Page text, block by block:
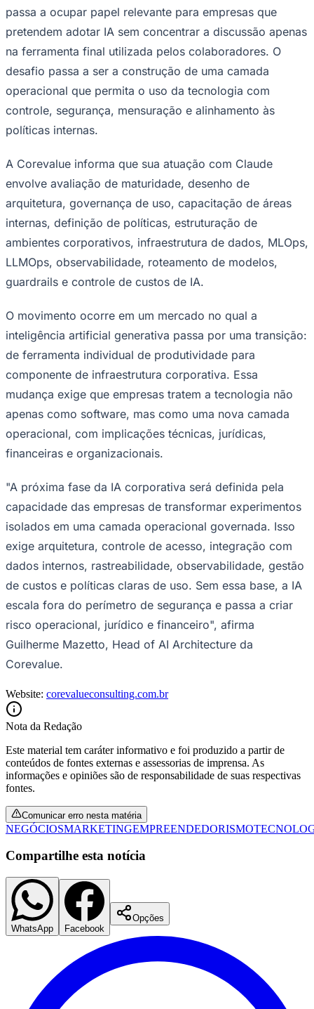
Flamengo
Fluminense
Vasco
passa a ocupar papel relevante para empresas que
pretendem adotar IA sem concentrar a discussão apenas
na ferramenta final utilizada pelos colaboradores. O
desafio passa a ser a construção de uma camada
operacional que permita o uso da tecnologia com
controle, segurança, mensuração e alinhamento às
políticas internas.
A Corevalue informa que sua atuação com Claude
envolve avaliação de maturidade, desenho de
arquitetura, governança de uso, capacitação de áreas
internas, definição de políticas, estruturação de
ambientes corporativos, infraestrutura de dados, MLOps,
LLMOps, observabilidade, roteamento de modelos,
guardrails e controle de custos de IA.
O movimento ocorre em um mercado no qual a
inteligência artificial generativa passa por uma transição:
de ferramenta individual de produtividade para
componente de infraestrutura corporativa. Essa
mudança exige que empresas tratem a tecnologia não
apenas como software, mas como uma nova camada
operacional, com implicações técnicas, jurídicas,
financeiras e organizacionais.
"A próxima fase da IA corporativa será definida pela
capacidade das empresas de transformar experimentos
isolados em uma camada operacional governada. Isso
exige arquitetura, controle de acesso, integração com
dados internos, rastreabilidade, observabilidade, gestão
de custos e políticas claras de uso. Sem essa base, a IA
escala fora do perímetro de segurança e passa a criar
risco operacional, jurídico e financeiro", afirma
Guilherme Mazetto, Head of AI Architecture da
Corevalue.
Website: corevalueconsulting.com.br
Nota da Redação
Este material tem caráter informativo e foi produzido a partir de
conteúdos de fontes externas e assessorias de imprensa. As
informações e opiniões são de responsabilidade de suas respectivas
fontes.
Comunicar erro nesta matéria
NEGÓCIOSMARKETINGEMPREENDEDORISMO
Compartilhe esta notícia
WhatsApp Facebook
Opções